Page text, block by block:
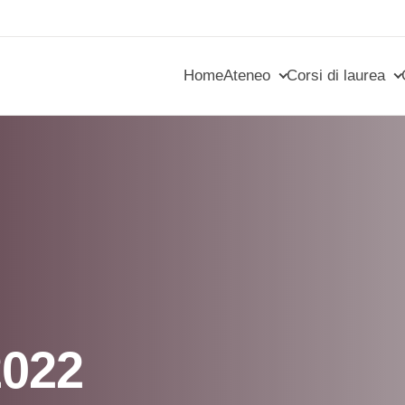
HomeAteneo Corsi di laurea